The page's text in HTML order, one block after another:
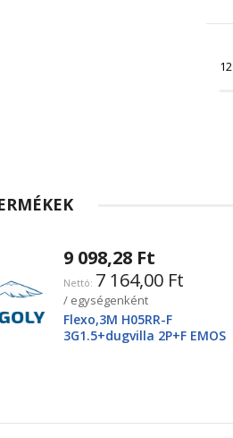
12
9 098,28 Ft
7 164,00 Ft
/ egységenként
Flexo,3M H05RR-F
3G1.5+dugvilla 2P+F EMOS